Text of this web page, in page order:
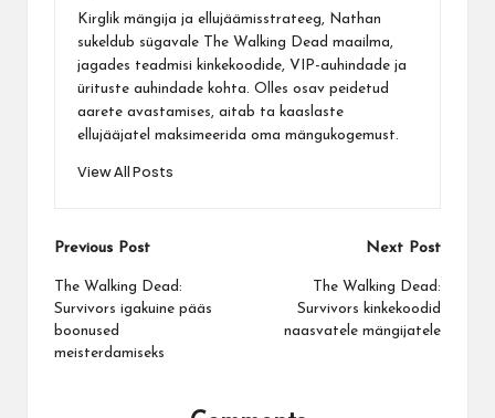
Kirglik mängija ja ellujäämisstrateeg, Nathan
sukeldub sügavale The Walking Dead maailma,
jagades teadmisi kinkekoodide, VIP-auhindade ja
ürituste auhindade kohta. Olles osav peidetud
aarete avastamises, aitab ta kaaslaste
ellujääjatel maksimeerida oma mängukogemust.
View All Posts
Post
navigation
Previous Post
The Walking Dead:
Survivors igakuine pääs
boonused
meisterdamiseks
Next Post
The Walking Dead:
Survivors kinkekoodid
naasvatele mängijatele